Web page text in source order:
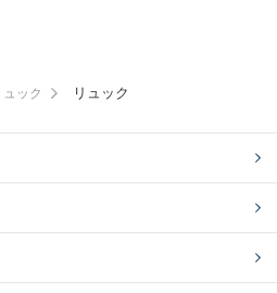
ュック リュック